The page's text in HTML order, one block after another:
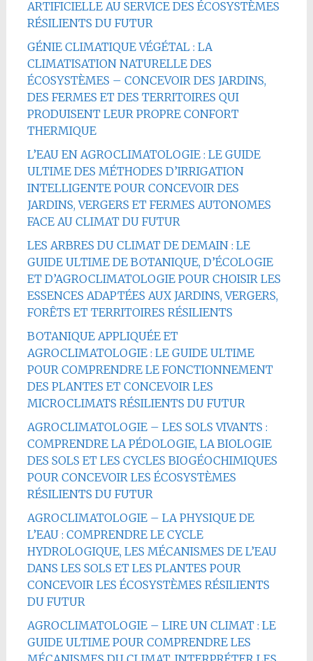
ARTIFICIELLE AU SERVICE DES ÉCOSYSTÈMES
RÉSILIENTS DU FUTUR
GÉNIE CLIMATIQUE VÉGÉTAL : LA
CLIMATISATION NATURELLE DES
ÉCOSYSTÈMES – CONCEVOIR DES JARDINS,
DES FERMES ET DES TERRITOIRES QUI
PRODUISENT LEUR PROPRE CONFORT
THERMIQUE
L’EAU EN AGROCLIMATOLOGIE : LE GUIDE
ULTIME DES MÉTHODES D’IRRIGATION
INTELLIGENTE POUR CONCEVOIR DES
JARDINS, VERGERS ET FERMES AUTONOMES
FACE AU CLIMAT DU FUTUR
LES ARBRES DU CLIMAT DE DEMAIN : LE
GUIDE ULTIME DE BOTANIQUE, D’ÉCOLOGIE
ET D’AGROCLIMATOLOGIE POUR CHOISIR LES
ESSENCES ADAPTÉES AUX JARDINS, VERGERS,
FORÊTS ET TERRITOIRES RÉSILIENTS
BOTANIQUE APPLIQUÉE ET
AGROCLIMATOLOGIE : LE GUIDE ULTIME
POUR COMPRENDRE LE FONCTIONNEMENT
DES PLANTES ET CONCEVOIR LES
MICROCLIMATS RÉSILIENTS DU FUTUR
AGROCLIMATOLOGIE – LES SOLS VIVANTS :
COMPRENDRE LA PÉDOLOGIE, LA BIOLOGIE
DES SOLS ET LES CYCLES BIOGÉOCHIMIQUES
POUR CONCEVOIR LES ÉCOSYSTÈMES
RÉSILIENTS DU FUTUR
AGROCLIMATOLOGIE – LA PHYSIQUE DE
L’EAU : COMPRENDRE LE CYCLE
HYDROLOGIQUE, LES MÉCANISMES DE L’EAU
DANS LES SOLS ET LES PLANTES POUR
CONCEVOIR LES ÉCOSYSTÈMES RÉSILIENTS
DU FUTUR
AGROCLIMATOLOGIE – LIRE UN CLIMAT : LE
GUIDE ULTIME POUR COMPRENDRE LES